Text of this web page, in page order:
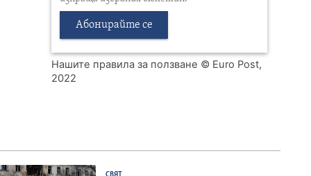
Абонирайте се
Нашите правила за ползване © Euro Post,
2022